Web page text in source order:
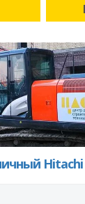
Hitachi